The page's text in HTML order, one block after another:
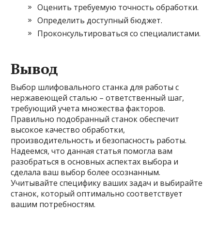
Оценить требуемую точность обработки.
Определить доступный бюджет.
Проконсультироваться со специалистами.
Вывод
Выбор шлифовального станка для работы с
нержавеющей сталью – ответственный шаг,
требующий учета множества факторов.
Правильно подобранный станок обеспечит
высокое качество обработки,
производительность и безопасность работы.
Надеемся, что данная статья помогла вам
разобраться в основных аспектах выбора и
сделала ваш выбор более осознанным.
Учитывайте специфику ваших задач и выбирайте
станок, который оптимально соответствует
вашим потребностям.